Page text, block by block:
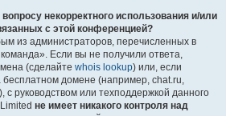
некорректного использования и/или
с этой конференцией?
из администраторов, перечисленных в
Если вы не получили ответа,
(сделайте whois lookup) или, если
домене (например, chat.ru,
с руководством или техподдержкой данного
не имеет никакого контроля над